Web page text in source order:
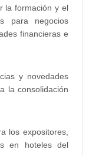
la formación y el
para negocios
financieras e
y novedades
la consolidación
los expositores,
en hoteles del